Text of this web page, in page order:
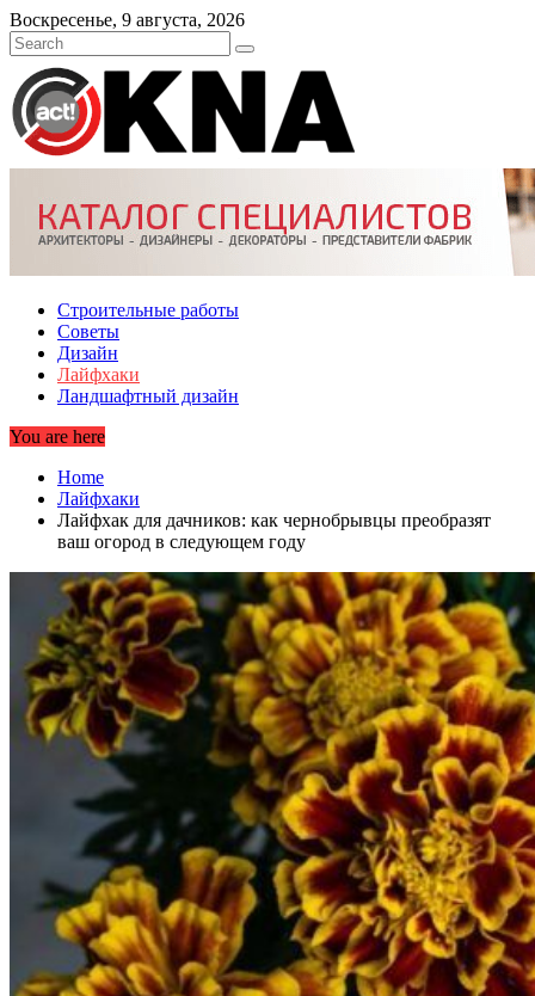
Skip
to
content
Воскресенье, 9 августа, 2026
Строительные работы
Советы
Дизайн
Лайфхаки
Ландшафтный дизайн
You are here
Home
Лайфхаки
Лайфхак для дачников: как чернобрывцы преобразят
ваш огород в следующем году